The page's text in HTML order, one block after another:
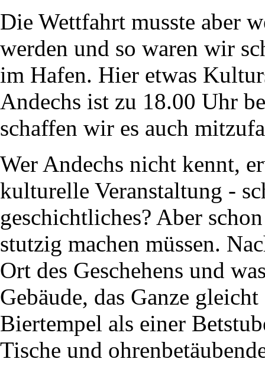
Die Wettfahrt musste aber
werden und so waren wir
im Hafen. Hier etwas
Andechs ist zu 18.00 Uhr
schaffen wir es auch
Wer Andechs nicht kennt,
kulturelle Veranstaltung -
geschichtliches? Aber
stutzig machen müssen.
Ort des Geschehens und
Gebäude, das Ganze
Biertempel als einer
Tische und